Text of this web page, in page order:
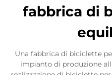
fabbrica di
Una fabbrica di biciclette
impianto di produzione